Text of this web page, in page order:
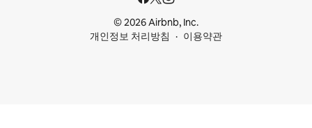
© 2026 Airbnb, Inc.
개인정보 처리방침
이용약관